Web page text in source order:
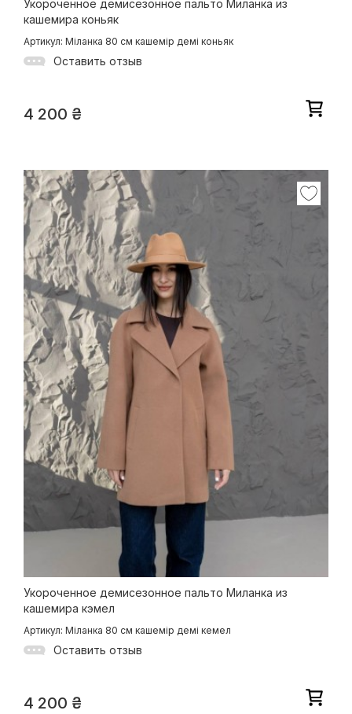
Укороченное демисезонное пальто Миланка из
кашемира коньяк
Артикул: Міланка 80 см кашемір демі коньяк
Оставить отзыв
4 200 ₴
Укороченное демисезонное пальто Миланка из
кашемира кэмел
Артикул: Міланка 80 см кашемір демі кемел
Оставить отзыв
4 200 ₴